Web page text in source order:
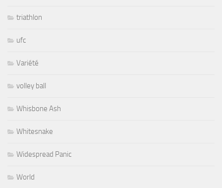
triathlon
ufc
Variété
volley ball
Whisbone Ash
Whitesnake
Widespread Panic
World